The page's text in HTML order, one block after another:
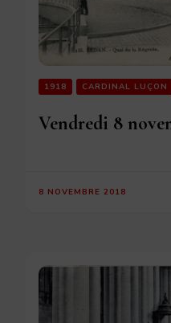
1918 CARDINAL LUÇON
Vendredi 8
8 NOVEMBRE 2018